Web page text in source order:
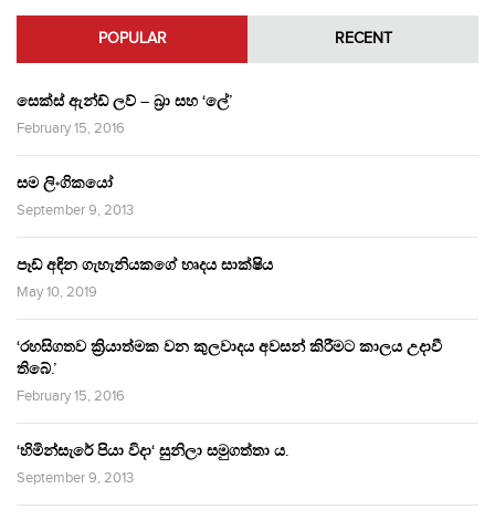
POPULAR RECENT
සෙක්ස් ඇන්ඩ් ලව් – බ්‍රා සහ ‘ලේ’
February 15, 2016
සම ලිංගිකයෝ
September 9, 2013
පෑඩ් අඳින ගැහැනියකගේ හෘදය සාක්ෂිය
May 10, 2019
‘රහසිගතව ක්‍රියාත්මක වන කුලවාදය අවසන් කිරීමට කාලය උදාවී
තිබේ.’
February 15, 2016
‘හිමින්සැරේ පියා විදා‘ සුනිලා සමුගත්තා ය.
September 9, 2013